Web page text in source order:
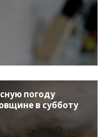
погоду
в субботу